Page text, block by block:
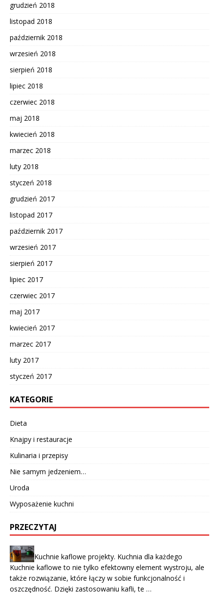
grudzień 2018
listopad 2018
październik 2018
wrzesień 2018
sierpień 2018
lipiec 2018
czerwiec 2018
maj 2018
kwiecień 2018
marzec 2018
luty 2018
styczeń 2018
grudzień 2017
listopad 2017
październik 2017
wrzesień 2017
sierpień 2017
lipiec 2017
czerwiec 2017
maj 2017
kwiecień 2017
marzec 2017
luty 2017
styczeń 2017
KATEGORIE
Dieta
Knajpy i restauracje
Kulinaria i przepisy
Nie samym jedzeniem…
Uroda
Wyposażenie kuchni
PRZECZYTAJ
Kuchnie kaflowe projekty. Kuchnia dla każdego
Kuchnie kaflowe to nie tylko efektowny element wystroju, ale
także rozwiązanie, które łączy w sobie funkcjonalność i
oszczędność. Dzięki zastosowaniu kafli, te …